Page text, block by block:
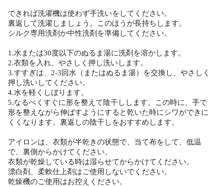
できれば洗濯機は使わず手洗いをしてください。
裏返して洗濯しましょう。このほうが長持ちします。
シルク専用洗剤か中性洗剤を準備してください。
1.水または30度以下のぬるま湯に洗剤を溶かします。
2.衣類を入れ、やさしく押し洗いします。
3.すすぎは、2-3回水（またはぬるま湯）を交換し、やさしく
押し洗いしてください。
4.水を軽くしぼります。
5.なるべくすぐに形を整えて陰干しします。この時に、手で
形を整えながら伸ばすようにすると乾いた時にシワができに
くくなります。裏返しの陰干しをおすすめします。
アイロンは、衣類が半乾きの状態で、当て布をして、低温
で、裏側からかけてください。
衣類が乾燥している時は湿らせてからかけてください。
漂白剤、柔軟仕上剤はご使用しないでください。
乾燥機のご使用はお控えください。